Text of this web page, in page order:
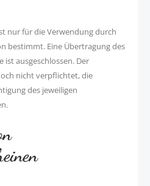
nur für die Verwendung durch
bestimmt. Eine Übertragung des
ausgeschlossen. Der
nicht verpflichtet, die
des jeweiligen